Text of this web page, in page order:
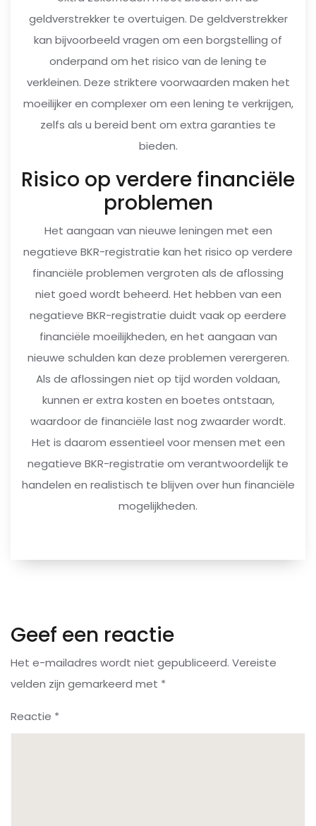
geldverstrekker te overtuigen. De geldverstrekker
kan bijvoorbeeld vragen om een borgstelling of
onderpand om het risico van de lening te
verkleinen. Deze striktere voorwaarden maken het
moeilijker en complexer om een lening te verkrijgen,
zelfs als u bereid bent om extra garanties te
bieden.
Risico op verdere financiële
problemen
Het aangaan van nieuwe leningen met een
negatieve BKR-registratie kan het risico op verdere
financiële problemen vergroten als de aflossing
niet goed wordt beheerd. Het hebben van een
negatieve BKR-registratie duidt vaak op eerdere
financiële moeilijkheden, en het aangaan van
nieuwe schulden kan deze problemen verergeren.
Als de aflossingen niet op tijd worden voldaan,
kunnen er extra kosten en boetes ontstaan,
waardoor de financiële last nog zwaarder wordt.
Het is daarom essentieel voor mensen met een
negatieve BKR-registratie om verantwoordelijk te
handelen en realistisch te blijven over hun financiële
mogelijkheden.
Geef een reactie
Het e-mailadres wordt niet gepubliceerd. Vereiste
velden zijn gemarkeerd met *
Reactie *